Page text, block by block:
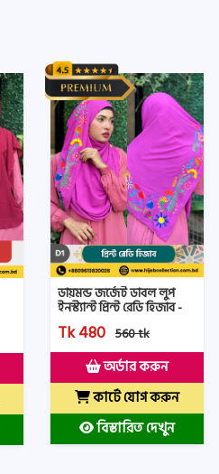
ডায়মন্ড জর্জেট ডাবল লুপ
ইনস্ট্যান্ট প্রিন্ট রেডি হিজাব -
PRHD1- Beguni Color
Tk 480 560 tk
অর্ডার করুন
কার্টে যোগ করুন
বিস্তারিত দেখুন